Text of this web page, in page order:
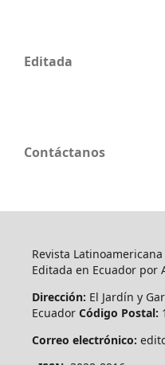
Editada
Contáctanos
Revista
Editada en Ecuador por
Dirección: El Jardín y
Ecuador Código Postal:
Correo electrónico: